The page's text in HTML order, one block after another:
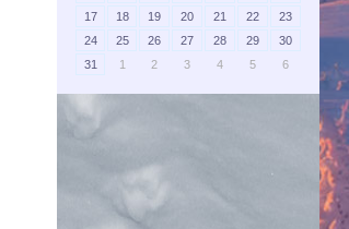
17
18 19 20 21 22
23
24
25 26 27 28 29
30
31
1 2 3 4 5 6